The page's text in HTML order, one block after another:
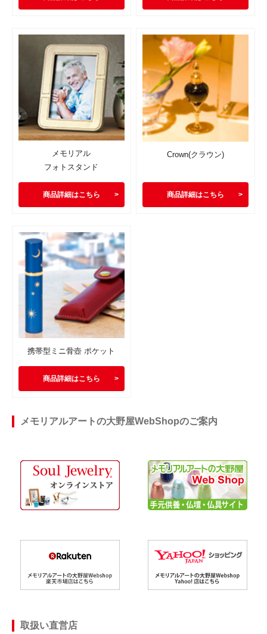
メモリアル
フォトスタンド
商品詳細はこちら
Crown(クラウン)
商品詳細はこちら
携帯型ミニ骨壺 ポケット
商品詳細はこちら
メモリアルアートの大野屋WebShopのご案内
取扱い直営店